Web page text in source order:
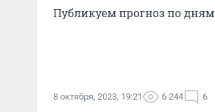
Публикуем прогноз по дням
8 октября, 2023, 19:21 6 244 6